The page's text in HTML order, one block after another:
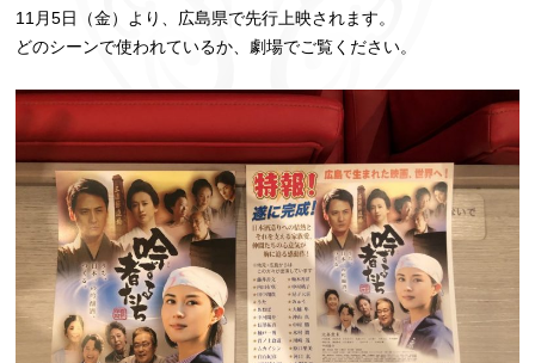
11月5日（金）より、広島県で先行上映されます。
どのシーンで使われているか、劇場でご覧ください。